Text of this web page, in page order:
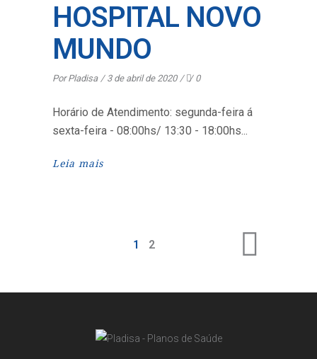
HOSPITAL NOVO
MUNDO
Por Pladisa 3 de abril de 2020 0
Horário de Atendimento: segunda-feira á
sexta-feira - 08:00hs/ 13:30 - 18:00hs
Leia mais
1 2